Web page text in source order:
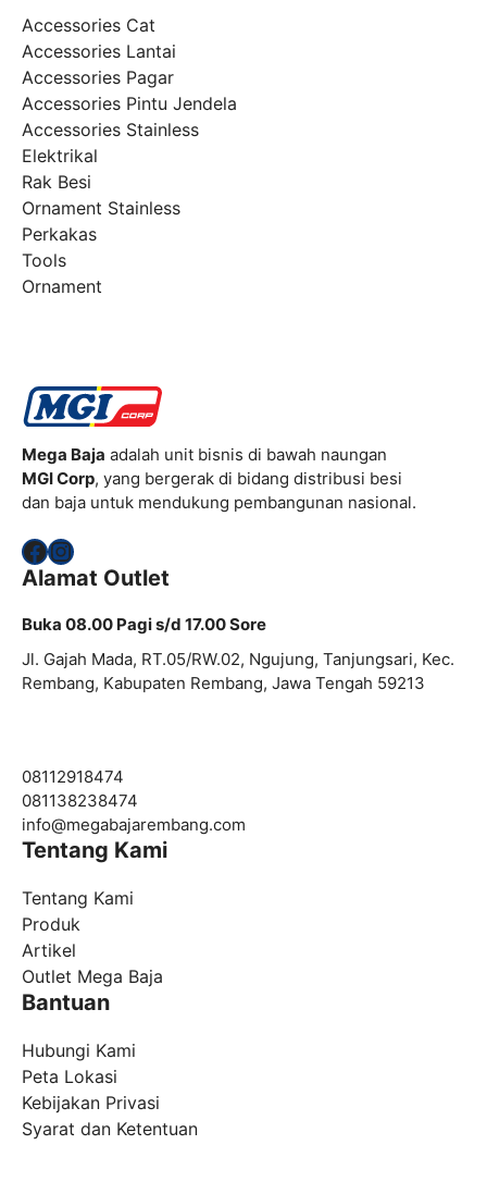
Accessories Cat
Accessories Lantai
Accessories Pagar
Accessories Pintu Jendela
Accessories Stainless
Elektrikal
Rak Besi
Ornament Stainless
Perkakas
Tools
Ornament
Mega Baja adalah unit bisnis di bawah naungan
MGI Corp, yang bergerak di bidang distribusi besi
dan baja untuk mendukung pembangunan nasional.
Facebook
Instagram
Alamat Outlet
Buka 08.00 Pagi s/d 17.00 Sore
Jl. Gajah Mada, RT.05/RW.02, Ngujung, Tanjungsari, Kec.
Rembang, Kabupaten Rembang, Jawa Tengah 59213
08112918474
081138238474
info@megabajarembang.com
Tentang Kami
Tentang Kami
Produk
Artikel
Outlet Mega Baja
Bantuan
Hubungi Kami
Peta Lokasi
Kebijakan Privasi
Syarat dan Ketentuan